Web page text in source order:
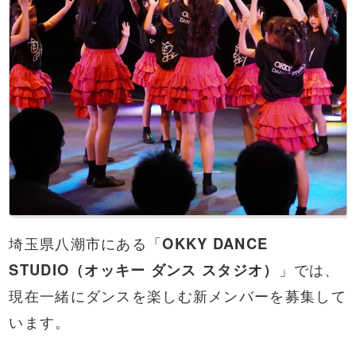
埼玉県八潮市にある「OKKY DANCE
STUDIO（オッキー ダンス スタジオ）
」では、
現在一緒にダンスを楽しむ新メンバーを募集して
います。